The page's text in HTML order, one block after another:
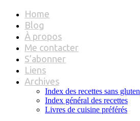
Home
Blog
À propos
Me contacter
S’abonner
Liens
Archives
Index des recettes sans gluten
Index général des recettes
Livres de cuisine préférés